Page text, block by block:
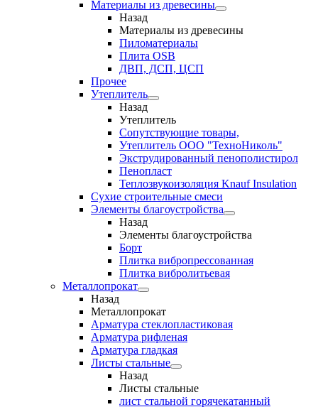
Материалы из древесины
Назад
Материалы из древесины
Пиломатериалы
Плита OSB
ДВП, ДСП, ЦСП
Прочее
Утеплитель
Назад
Утеплитель
Сопутствующие товары,
Утеплитель ООО "ТехноНиколь"
Экструдированный пенополистирол
Пенопласт
Теплозвукоизоляция Knauf Insulation
Сухие строительные смеси
Элементы благоустройства
Назад
Элементы благоустройства
Борт
Плитка вибропрессованная
Плитка вибролитьевая
Металлопрокат
Назад
Металлопрокат
Арматура стеклопластиковая
Арматура рифленая
Арматура гладкая
Листы стальные
Назад
Листы стальные
лист стальной горячекатанный